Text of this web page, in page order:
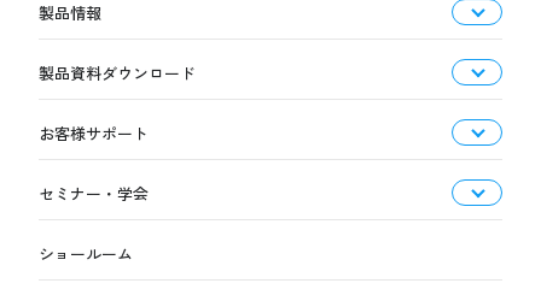
製品情報
製品資料ダウンロード
お客様サポート
セミナー・学会
ショールーム